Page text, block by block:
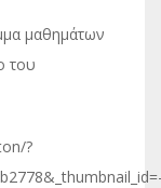
μαθημάτων
του
?